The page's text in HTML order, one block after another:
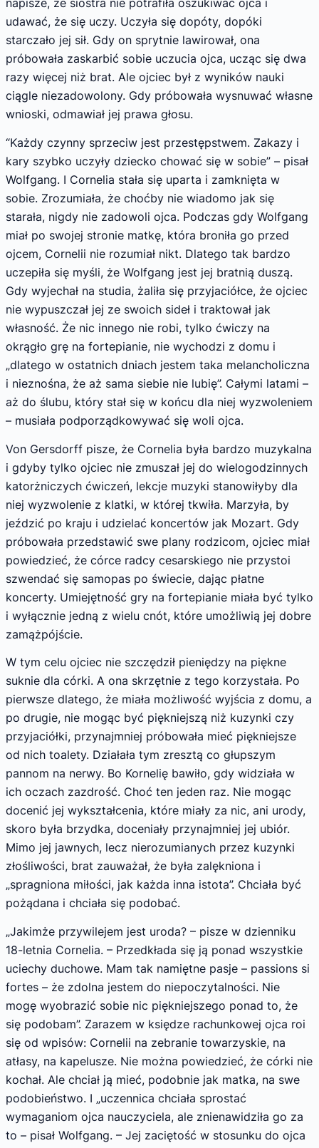
napisze, że siostra nie potrafiła oszukiwać ojca i
udawać, że się uczy. Uczyła się dopóty, dopóki
starczało jej sił. Gdy on sprytnie lawirował, ona
próbowała zaskarbić sobie uczucia ojca, ucząc się dwa
razy więcej niż brat. Ale ojciec był z wyników nauki
ciągle niezadowolony. Gdy próbowała wysnuwać własne
wnioski, odmawiał jej prawa głosu.
“Każdy czynny sprzeciw jest przestępstwem. Zakazy i
kary szybko uczyły dziecko chować się w sobie” – pisał
Wolfgang. I Cornelia stała się uparta i zamknięta w
sobie. Zrozumiała, że choćby nie wiadomo jak się
starała, nigdy nie zadowoli ojca. Podczas gdy Wolfgang
miał po swojej stronie matkę, która broniła go przed
ojcem, Cornelii nie rozumiał nikt. Dlatego tak bardzo
uczepiła się myśli, że Wolfgang jest jej bratnią duszą.
Gdy wyjechał na studia, żaliła się przyjaciółce, że ojciec
nie wypuszczał jej ze swoich sideł i traktował jak
własność. Że nic innego nie robi, tylko ćwiczy na
okrągło grę na fortepianie, nie wychodzi z domu i
„dlatego w ostatnich dniach jestem taka melancholiczna
i nieznośna, że aż sama siebie nie lubię”. Całymi latami –
aż do ślubu, który stał się w końcu dla niej wyzwoleniem
– musiała podporządkowywać się woli ojca.
Von Gersdorff pisze, że Cornelia była bardzo muzykalna
i gdyby tylko ojciec nie zmuszał jej do wielogodzinnych
katorżniczych ćwiczeń, lekcje muzyki stanowiłyby dla
niej wyzwolenie z klatki, w której tkwiła. Marzyła, by
jeździć po kraju i udzielać koncertów jak Mozart. Gdy
próbowała przedstawić swe plany rodzicom, ojciec miał
powiedzieć, że córce radcy cesarskiego nie przystoi
szwendać się samopas po świecie, dając płatne
koncerty. Umiejętność gry na fortepianie miała być tylko
i wyłącznie jedną z wielu cnót, które umożliwią jej dobre
zamążpójście.
W tym celu ojciec nie szczędził pieniędzy na piękne
suknie dla córki. A ona skrzętnie z tego korzystała. Po
pierwsze dlatego, że miała możliwość wyjścia z domu, a
po drugie, nie mogąc być piękniejszą niż kuzynki czy
przyjaciółki, przynajmniej próbowała mieć piękniejsze
od nich toalety. Działała tym zresztą co głupszym
pannom na nerwy. Bo Kornelię bawiło, gdy widziała w
ich oczach zazdrość. Choć ten jeden raz. Nie mogąc
docenić jej wykształcenia, które miały za nic, ani urody,
skoro była brzydka, doceniały przynajmniej jej ubiór.
Mimo jej jawnych, lecz nierozumianych przez kuzynki
złośliwości, brat zauważał, że była zalękniona i
„spragniona miłości, jak każda inna istota”. Chciała być
pożądana i chciała się podobać.
„Jakimże przywilejem jest uroda? – pisze w dzienniku
18-letnia Cornelia. – Przedkłada się ją ponad wszystkie
uciechy duchowe. Mam tak namiętne pasje – passions si
fortes – że zdolna jestem do niepoczytalności. Nie
mogę wyobrazić sobie nic piękniejszego ponad to, że
się podobam”. Zarazem w księdze rachunkowej ojca roi
się od wpisów: Cornelii na zebranie towarzyskie, na
atłasy, na kapelusze. Nie można powiedzieć, że córki nie
kochał. Ale chciał ją mieć, podobnie jak matka, na swe
podobieństwo. I „uczennica chciała sprostać
wymaganiom ojca nauczyciela, ale znienawidziła go za
to – pisał Wolfgang. – Jej zaciętość w stosunku do ojca